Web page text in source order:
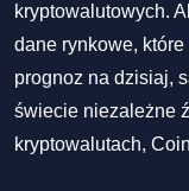
kryptowalutowych.
dane rynkowe,
prognoz na dzisiaj,
świecie niezależne
kryptowalutach,